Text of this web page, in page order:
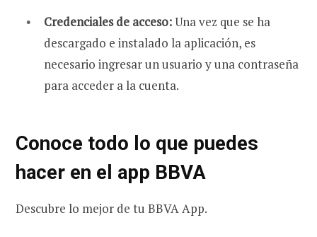
Credenciales de acceso:Una vez que se ha
descargado e instalado la aplicación, es
necesario ingresar un usuario y una contraseña
para acceder a la cuenta.
Conoce todo lo que puedes
hacer en el app BBVA
Descubre lo mejor de tu BBVA App.